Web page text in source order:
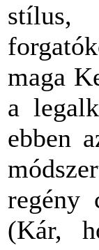
stílus,
maga
a
ebben
regény
(Kár,